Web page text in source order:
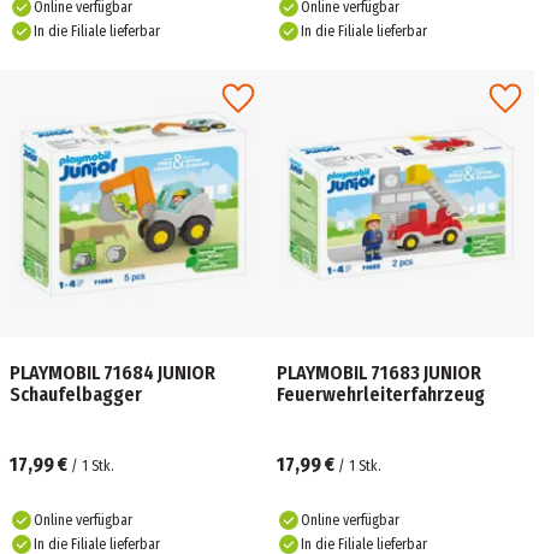
Online verfügbar
In die Filiale lieferbar
Online verfügbar
In die Filiale lieferbar
PLAYMOBIL 71684 JUNIOR
Schaufelbagger
17,99 € / 1 Stk.
Online verfügbar
In die Filiale lieferbar
PLAYMOBIL 71683 JUNIOR
Feuerwehrleiterfahrzeug
17,99 € / 1 Stk.
Online verfügbar
In die Filiale lieferbar